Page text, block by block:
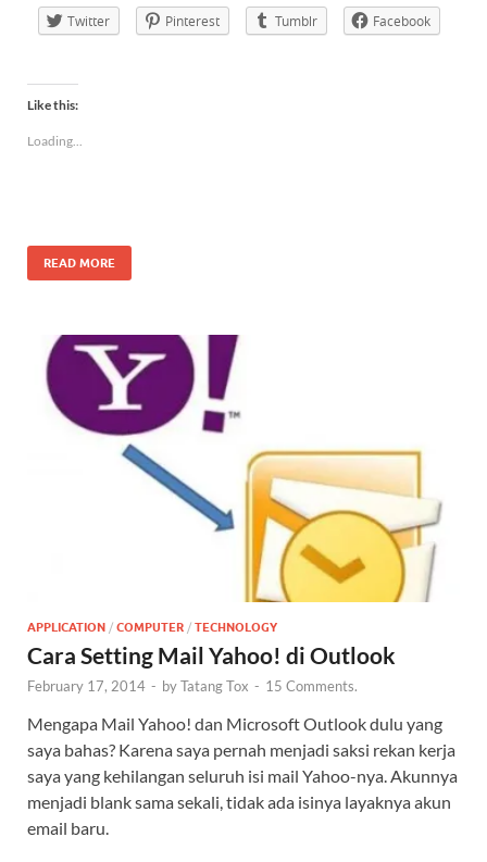
Twitter Pinterest Tumblr Facebook
Like this:
Loading...
READ MORE
APPLICATION / COMPUTER / TECHNOLOGY
Cara Setting Mail Yahoo! di Outlook
February 17, 2014 - byTatang Tox - 15 Comments.
Mengapa Mail Yahoo! dan Microsoft Outlook dulu yang
saya bahas? Karena saya pernah menjadi saksi rekan kerja
saya yang kehilangan seluruh isi mail Yahoo-nya. Akunnya
menjadi blank sama sekali, tidak ada isinya layaknya akun
email baru.